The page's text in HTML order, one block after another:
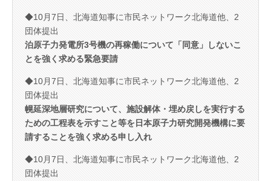
◆10月7日、北海道知事に市民ネットワーク北海道他、2
団体提出
泊原子力発電所3号機の再稼働について「同意」しないこ
とを強く求める緊急要請
◆10月7日、北海道知事に市民ネットワーク北海道他、2
団体提出
幌延深地層研究について、施設解体・埋め戻しを実行する
ための工程表を示すこと等を日本原子力研究開発機構に要
請することを強く求める申し入れ
◆10月7日、北海道知事に市民ネットワーク北海道他、2
団体提出